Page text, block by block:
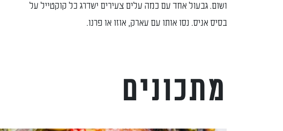
ושום. גבעול אחד עם כמה עלים צעירים ישדרג כל קוקטייל על
בסיס אניס. נסו אותו עם עארק, אוזו או פרנו.
מתכונים